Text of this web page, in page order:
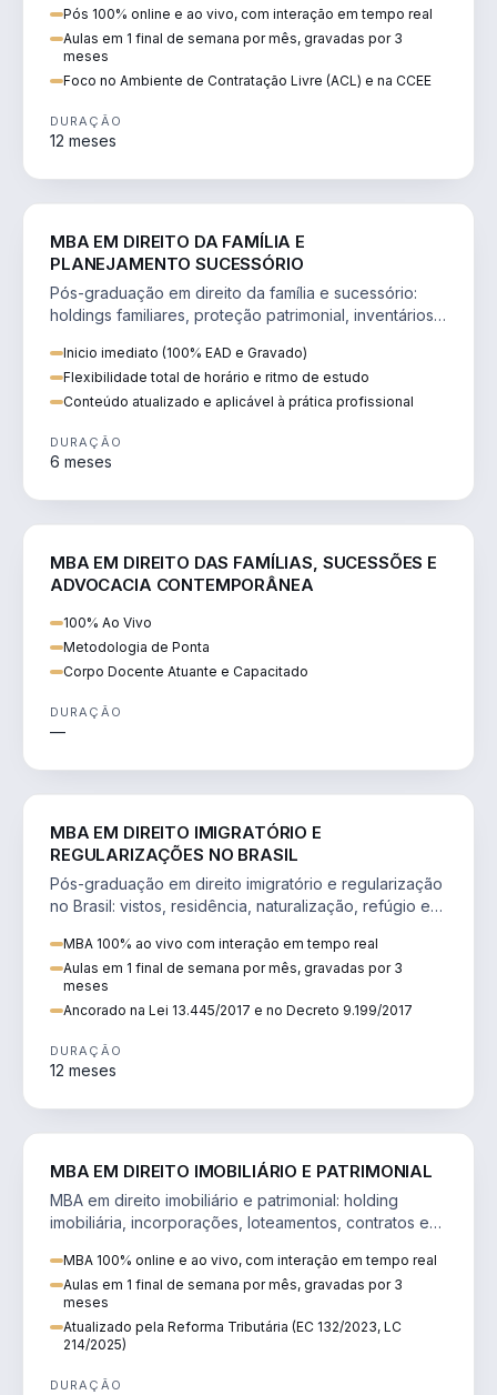
Pós 100% online e ao vivo, com interação em tempo real
Aulas em 1 final de semana por mês, gravadas por 3
meses
Foco no Ambiente de Contratação Livre (ACL) e na CCEE
DURAÇÃO
12 meses
MBA EM DIREITO DA FAMÍLIA E
PLANEJAMENTO SUCESSÓRIO
Pós-graduação em direito da família e sucessório:
holdings familiares, proteção patrimonial, inventários
Inicio imediato (100% EAD e Gravado)
Flexibilidade total de horário e ritmo de estudo
Conteúdo atualizado e aplicável à prática profissional
DURAÇÃO
6 meses
MBA EM DIREITO DAS FAMÍLIAS, SUCESSÕES E
ADVOCACIA CONTEMPORÂNEA
100% Ao Vivo
Metodologia de Ponta
Corpo Docente Atuante e Capacitado
DURAÇÃO
—
MBA EM DIREITO IMIGRATÓRIO E
REGULARIZAÇÕES NO BRASIL
Pós-graduação em direito imigratório e regularização
no Brasil: vistos, residência, naturalização, refúgio e
MBA 100% ao vivo com interação em tempo real
Aulas em 1 final de semana por mês, gravadas por 3
meses
Ancorado na Lei 13.445/2017 e no Decreto 9.199/2017
DURAÇÃO
12 meses
MBA EM DIREITO IMOBILIÁRIO E PATRIMONIAL
MBA em direito imobiliário e patrimonial: holding
imobiliária, incorporações, loteamentos, contratos e
MBA 100% online e ao vivo, com interação em tempo real
Aulas em 1 final de semana por mês, gravadas por 3
meses
Atualizado pela Reforma Tributária (EC 132/2023, LC
214/2025)
DURAÇÃO